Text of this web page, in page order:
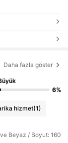
Daha fazla göster
6%
hizmet(1)
Beyaz / Boyut: 160